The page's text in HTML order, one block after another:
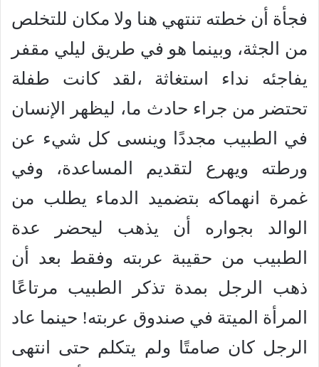
فجأة أن خطته تنتهي هنا ولا مكان للتخلص
من الجثة، وبينما هو في طريق ليلي مقفر
يفاجئه نداء استغاثة ،لقد كانت طفلة
تحتضر من جراء حادث ما، ليظهر الإنسان
في الطبيب مجددًا وينسى كل شيء عن
ورطته ويهرع لتقديم المساعدة، وفي
غمرة انهماكه بتضميد الدماء يطلب من
الوالد بجواره أن يذهب ليحضر عدة
الطبيب من حقيبة عربته وفقط بعد أن
ذهب الرجل بمدة تذكر الطبيب مرتاعًا
المرأة الميتة في صندوق عربته! حينما عاد
الرجل كان صامتًا ولم يتكلم حتى انتهى